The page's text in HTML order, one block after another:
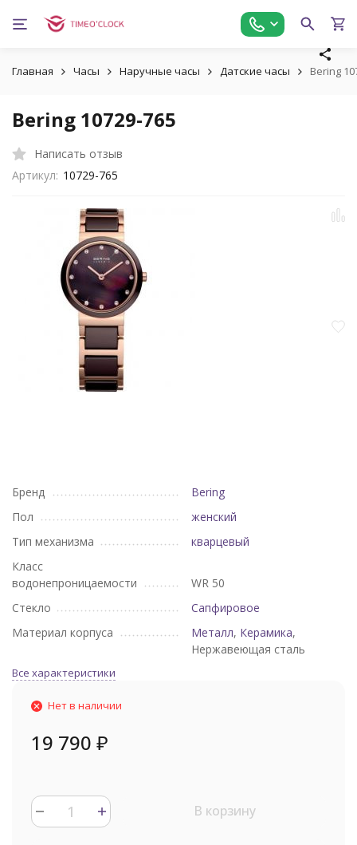
Главная Часы Наручные часы Датские часы Bering
Bering 10729-765
Написать отзыв
Артикул: 10729-765
Бренд
Bering
Пол
женский
Тип механизма
кварцевый
Класс
водонепроницаемости
WR 50
Стекло
Сапфировое
Материал корпуса
Металл, Керамика,
Нержавеющая сталь
Все характеристики
Нет в наличии
19 790 ₽
В корзину